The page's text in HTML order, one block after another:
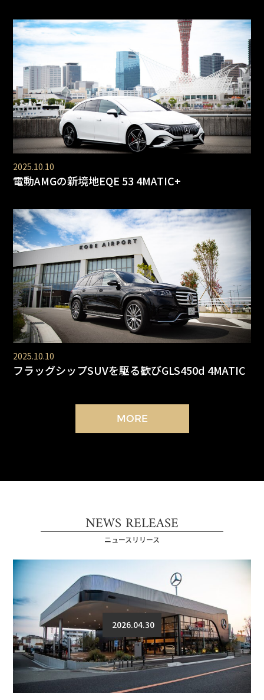
2025.10.10
電動AMGの新境地EQE 53 4MATIC+
2025.10.10
フラッグシップSUVを駆る歓びGLS450d 4MATIC
MORE
NEWS RELEASE
ニュースリリース
2026.04.30